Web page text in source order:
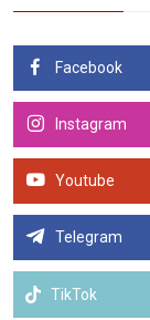
Facebook
Instagram
Youtube
Telegram
TikTok